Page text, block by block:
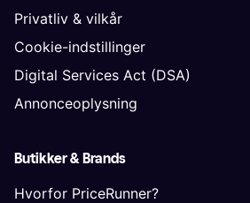
Privatliv & vilkår
Cookie-indstillinger
Digital Services Act (DSA)
Annonceoplysning
Butikker & Brands
Hvorfor PriceRunner?